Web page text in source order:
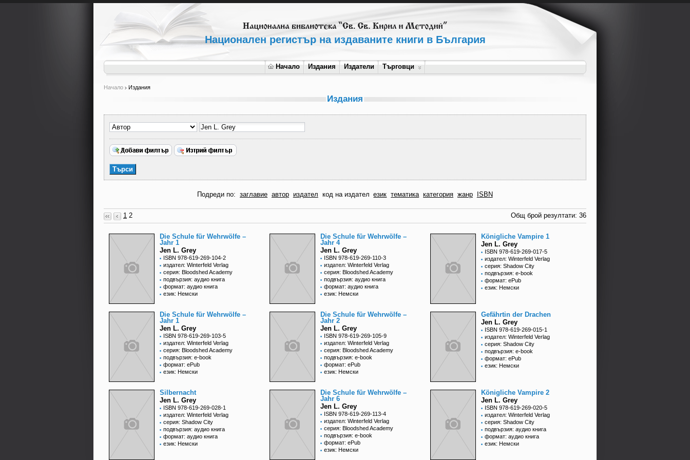
Национален регистър на издаваните книги в България
Начало Издания Издатели Търговци
Начало Издания
Издания
Подреди по: заглавие автор издател код на издател език тематика категория жанр ISBN
1 2 Общ брой резултати: 36
Die Schule für Wehrwölfe –
Jahr 1
Jen L. Grey
ISBN 978-619-269-104-2
издател: Winterfeld Verlag
серия: Bloodshed Academy
подвързия: аудио книга
формат: аудио книга
език: Немски
Die Schule für Wehrwölfe –
Jahr 4
Jen L. Grey
ISBN 978-619-269-110-3
издател: Winterfeld Verlag
серия: Bloodshed Academy
подвързия: аудио книга
формат: аудио книга
език: Немски
Königliche Vampire 1
Jen L. Grey
ISBN 978-619-269-017-5
издател: Winterfeld Verlag
серия: Shadow City
подвързия: e-book
формат: ePub
език: Немски
Die Schule für Wehrwölfe –
Jahr 1
Jen L. Grey
ISBN 978-619-269-103-5
издател: Winterfeld Verlag
серия: Bloodshed Academy
подвързия: e-book
формат: ePub
език: Немски
Die Schule für Wehrwölfe –
Jahr 2
Jen L. Grey
ISBN 978-619-269-105-9
издател: Winterfeld Verlag
серия: Bloodshed Academy
подвързия: e-book
формат: ePub
език: Немски
Gefährtin der Drachen
Jen L. Grey
ISBN 978-619-269-015-1
издател: Winterfeld Verlag
серия: Shadow City
подвързия: e-book
формат: ePub
език: Немски
Silbernacht
Jen L. Grey
ISBN 978-619-269-028-1
издател: Winterfeld Verlag
серия: Shadow City
подвързия: аудио книга
формат: аудио книга
език: Немски
Die Schule für Wehrwölfe –
Jahr 6
Jen L. Grey
ISBN 978-619-269-113-4
издател: Winterfeld Verlag
серия: Bloodshed Academy
подвързия: e-book
формат: ePub
език: Немски
Königliche Vampire 2
Jen L. Grey
ISBN 978-619-269-020-5
издател: Winterfeld Verlag
серия: Shadow City
подвързия: аудио книга
формат: аудио книга
език: Немски